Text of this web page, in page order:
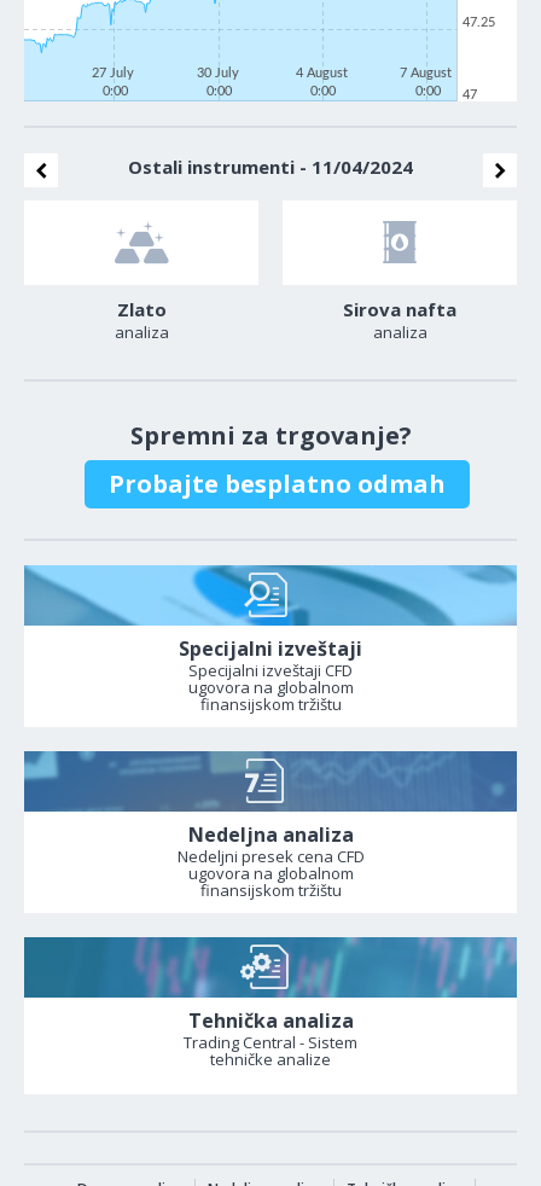
27 July
0:00
30 July
0:00
4 August
0:00
7 August
0:00
47
47.25
Ostali instrumenti - 11/04/2024
Zlato
analiza
Sirova nafta
analiza
Spremni za trgovanje?
Probajte besplatno odmah
Specijalni izveštaji
Specijalni izveštaji CFD
ugovora na globalnom
finansijskom tržištu
Nedeljna analiza
Nedeljni presek cena CFD
ugovora na globalnom
finansijskom tržištu
Tehnička analiza
Trading Central - Sistem
tehničke analize